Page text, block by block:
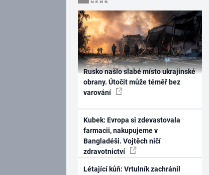
Rusko našlo slabé místo ukrajinské
obrany. Útočit může téměř bez
varování
Kubek: Evropa si zdevastovala
farmacii, nakupujeme v
Bangladéši. Vojtěch ničí
zdravotnictví
Létající kůň: Vrtulník zachránil